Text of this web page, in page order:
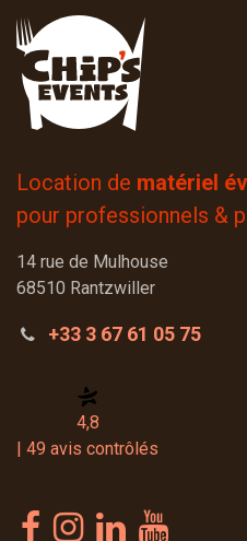
Location de matériel
pour professionnels &
14 rue de Mulhouse
68510 Rantzwiller
+33 3 67 61 05 75
4,8
| 49 avis contrôlés